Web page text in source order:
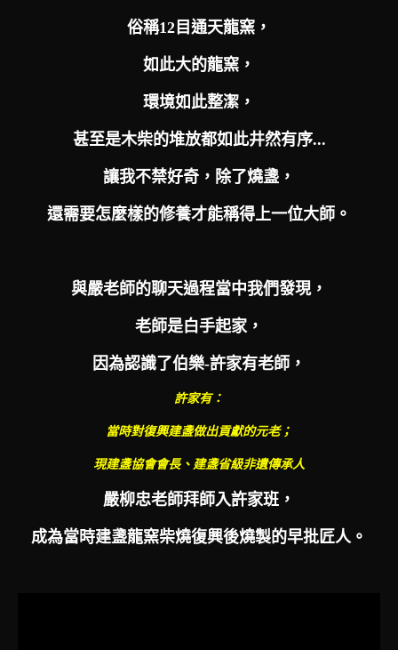
俗稱12目通天龍窯，
如此大的龍窯，
環境如此整潔，
甚至是木柴的堆放都如此井然有序...
讓我不禁好奇， 除了燒盞，
還需要怎麼樣的修養才能稱得上一位大師。
與嚴老師的聊天過程當中我們發現，
老師是白手起家，
因為認識了伯樂-許家有老師，
許家有：
當時對復興建盞做出貢獻的元老；
現建盞協會會長、建盞省級非遺傳承人
嚴柳忠老師拜師入許家班，
成為當時建盞龍窯柴燒復興後燒製的早批匠人。